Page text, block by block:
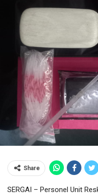
Share
SERGAI – Personel Unit